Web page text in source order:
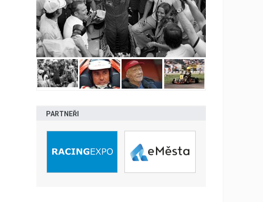
PARTNEŘI